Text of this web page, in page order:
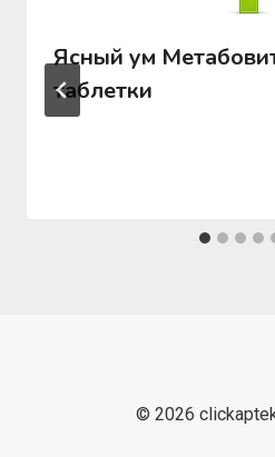
Ясный ум
таблетки
© 2026